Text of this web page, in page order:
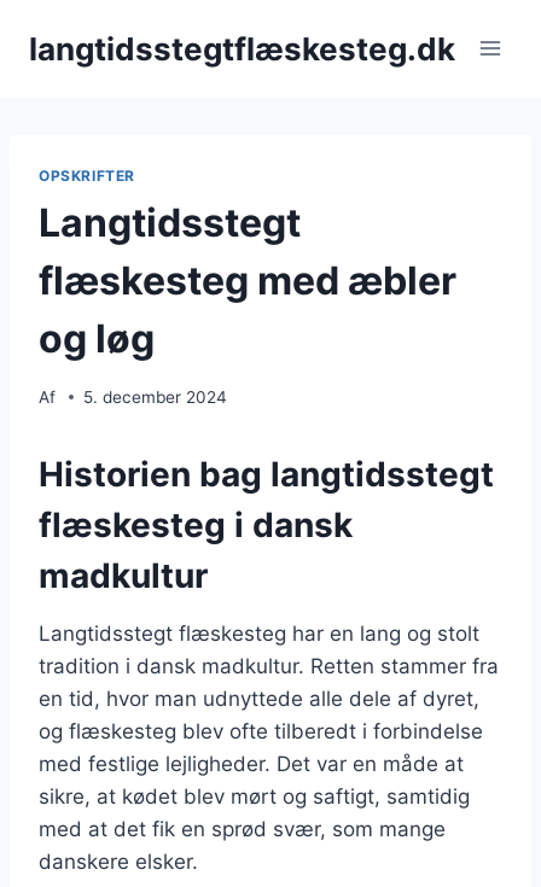
langtidsstegtflæskesteg.dk
OPSKRIFTER
Langtidsstegt
flæskesteg med æbler
og løg
Af 5. december 2024
Historien bag langtidsstegt
flæskesteg i dansk
madkultur
Langtidsstegt flæskesteg har en lang og stolt
tradition i dansk madkultur. Retten stammer fra
en tid, hvor man udnyttede alle dele af dyret,
og flæskesteg blev ofte tilberedt i forbindelse
med festlige lejligheder. Det var en måde at
sikre, at kødet blev mørt og saftigt, samtidig
med at det fik en sprød svær, som mange
danskere elsker.